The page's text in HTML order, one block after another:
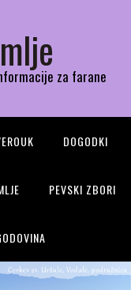
za farane
DOGODKI
PEVSKI ZBORI